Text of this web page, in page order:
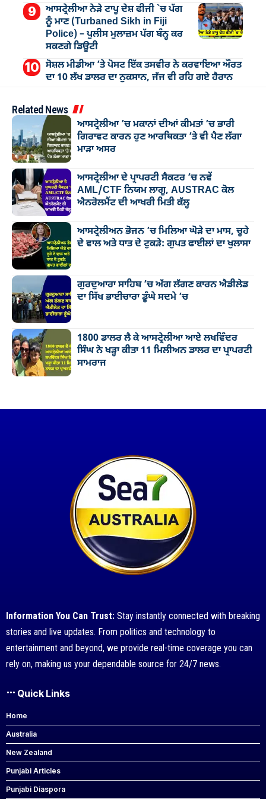
ਆਸਟ੍ਰੇਲੀਆ ਨੇੜੇ ਟਾਪੂ ਦੇਸ਼ ਫੀਜੀ `ਚ ਪੱਗ
ਨੂੰ ਮਾਣ (Turbaned Sikh in Fiji
Police) – ਪੁਲੀਸ ਮੁਲਾਜ਼ਮ ਪੱਗ ਬੰਨ੍ਹ ਕਰ
ਸਕਣਗੇ ਡਿਊਟੀ
ਸੋਸ਼ਲ ਮੀਡੀਆ ’ਤੇ ਪੋਸਟ ਇੱਕ ਤਸਵੀਰ ਨੇ ਕਰਵਾਇਆ ਔਰਤ
ਦਾ 10 ਲੱਖ ਡਾਲਰ ਦਾ ਨੁਕਸਾਨ, ਜੱਜ ਵੀ ਰਹਿ ਗਏ ਹੈਰਾਨ
Related News
ਆਸਟ੍ਰੇਲੀਆ ’ਚ ਮਕਾਨਾਂ ਦੀਆਂ ਕੀਮਤਾਂ ’ਚ ਭਾਰੀ
ਗਿਰਾਵਟ ਕਾਰਨ ਹੁਣ ਆਰਥਿਕਤਾ ’ਤੇ ਵੀ ਪੈਣ ਲੱਗਾ
ਮਾੜਾ ਅਸਰ
ਆਸਟ੍ਰੇਲੀਆ ਦੇ ਪ੍ਰਾਪਰਟੀ ਸੈਕਟਰ ’ਚ ਨਵੇਂ
AML/CTF ਨਿਯਮ ਲਾਗੂ, AUSTRAC ਕੋਲ
ਐਨਰੋਲਮੈਂਟ ਦੀ ਆਖਰੀ ਮਿਤੀ ਕੱਲ੍ਹ
ਆਸਟ੍ਰੇਲੀਅਨ ਭੋਜਨ ’ਚ ਮਿਲਿਆ ਘੋੜੇ ਦਾ ਮਾਸ, ਚੂਹੇ
ਦੇ ਵਾਲ ਅਤੇ ਧਾਤ ਦੇ ਟੁਕੜੇ: ਗੁਪਤ ਫਾਈਲਾਂ ਦਾ ਖੁਲਾਸਾ
ਗੁਰਦੁਆਰਾ ਸਾਹਿਬ ’ਚ ਅੱਗ ਲੱਗਣ ਕਾਰਨ ਐਡੀਲੇਡ
ਦਾ ਸਿੱਖ ਭਾਈਚਾਰਾ ਡੂੰਘੇ ਸਦਮੇ ’ਚ
1800 ਡਾਲਰ ਲੈ ਕੇ ਆਸਟ੍ਰੇਲੀਆ ਆਏ ਲਖਵਿੰਦਰ
ਸਿੰਘ ਨੇ ਖੜ੍ਹਾ ਕੀਤਾ 11 ਮਿਲੀਅਨ ਡਾਲਰ ਦਾ ਪ੍ਰਾਪਰਟੀ
ਸਾਮਰਾਜ
Information You Can Trust: Stay instantly connected with breaking
stories and live updates. From politics and technology to
entertainment and beyond, we provide real-time coverage you can
rely on, making us your dependable source for 24/7 news.
Quick Links
Home
Australia
New Zealand
Punjabi Articles
Punjabi Diaspora